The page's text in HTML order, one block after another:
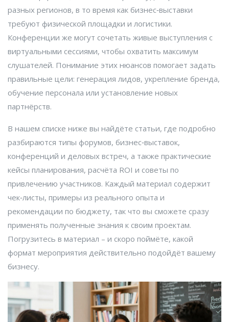
разных регионов, в то время как бизнес‑выставки
требуют физической площадки и логистики.
Конференции же могут сочетать живые выступления с
виртуальными сессиями, чтобы охватить максимум
слушателей. Понимание этих нюансов помогает задать
правильные цели: генерация лидов, укрепление бренда,
обучение персонала или установление новых
партнёрств.
В нашем списке ниже вы найдёте статьи, где подробно
разбираются типы форумов, бизнес‑выставок,
конференций и деловых встреч, а также практические
кейсы планирования, расчёта ROI и советы по
привлечению участников. Каждый материал содержит
чек‑листы, примеры из реального опыта и
рекомендации по бюджету, так что вы сможете сразу
применять полученные знания к своим проектам.
Погрузитесь в материал – и скоро поймёте, какой
формат мероприятия действительно подойдёт вашему
бизнесу.